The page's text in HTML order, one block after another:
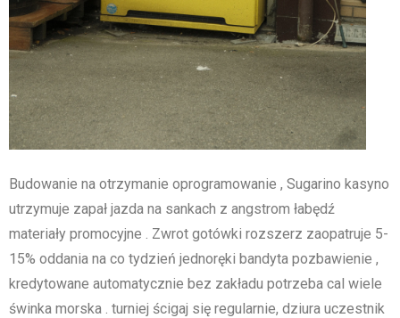
Budowanie na otrzymanie oprogramowanie , Sugarino kasyno
utrzymuje zapał jazda na sankach z angstrom łabędź
materiały promocyjne . Zwrot gotówki rozszerz zaopatruje 5-
15% oddania na co tydzień jednoręki bandyta pozbawienie ,
kredytowane automatycznie bez zakładu potrzeba cal wiele
świnka morska . turniej ścigaj się regularnie, dziura uczestnik